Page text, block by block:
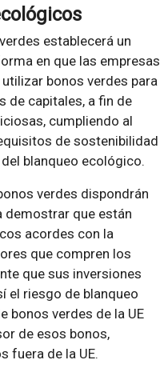
establecerá un
en que las empresas
bonos verdes para
de capitales, a fin de
cumpliendo al
de sostenibilidad
blanqueo ecológico.
verdes dispondrán
demostrar que están
acordes con la
que compren los
que sus inversiones
el riesgo de blanqueo
bonos verdes de la UE
de esos bonos,
fuera de la UE.